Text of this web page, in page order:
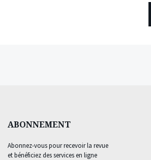
ABONNEMENT
Abonnez-vous pour recevoir la revue
et bénéficiez des services en ligne